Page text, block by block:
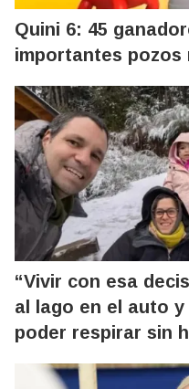
Quini 6: 45
importantes pozos
“Vivir con esa
al lago en el auto
poder respirar sin